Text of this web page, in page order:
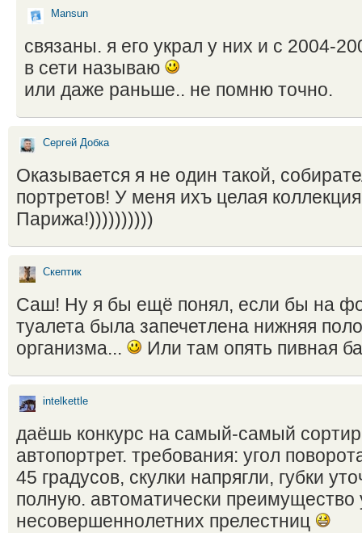
Mansun
связаны. я его украл у них и с 2004-
в сети называю
или даже раньше.. не помню точно.
Сергей Добка
Оказывается я не один такой,
портретов! У меня ихъ целая
Парижа!))))))))))
Скептик
Саш! Ну я бы ещё понял, если бы на
туалета была запечетлена нижняя
организма...
Или там опять пивная
intelkettle
даёшь конкурс на самый-самый
автопортрет. требования: угол
45 градусов, скулки напрягли, губки
полную. автоматически преимущество
несовершеннолетних прелестниц